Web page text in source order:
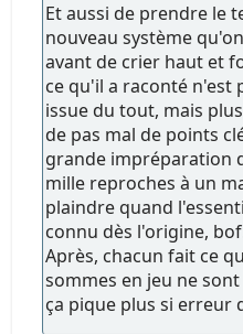
Et aussi de prendre le
nouveau système
avant de crier haut et
ce qu'il a raconté n'est
issue du tout, mais
de pas mal de points
grande impréparation
mille reproches à un
plaindre quand
connu dès l'origine,
Après, chacun fait ce
sommes en jeu ne
ça pique plus si erreur